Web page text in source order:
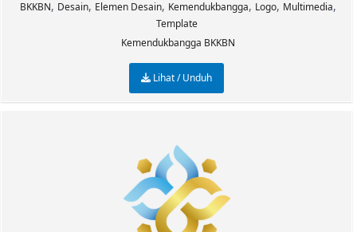
BKKBN, Desain, Elemen Desain, Kemendukbangga, Logo, Multimedia,
Template
Kemendukbangga BKKBN
Lihat / Unduh